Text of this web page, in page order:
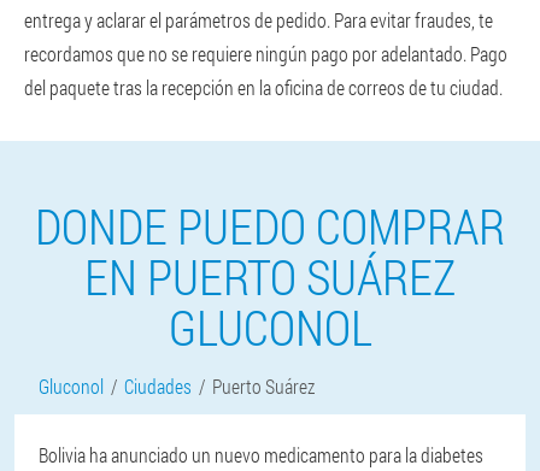
entrega y aclarar el parámetros de pedido. Para evitar fraudes, te
recordamos que no se requiere ningún pago por adelantado. Pago
del paquete tras la recepción en la oficina de correos de tu ciudad.
DONDE PUEDO COMPRAR
EN PUERTO SUÁREZ
GLUCONOL
Gluconol Ciudades Puerto Suárez
Bolivia ha anunciado un nuevo medicamento para la diabetes